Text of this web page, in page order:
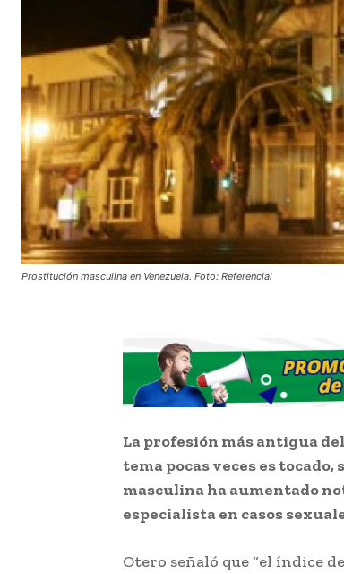
Prostitución masculina en Venezuela. Foto: Referencial
La profesión más antigua
tema pocas veces es
masculina ha aumentado
especialista en casos
Otero señaló que “el índice